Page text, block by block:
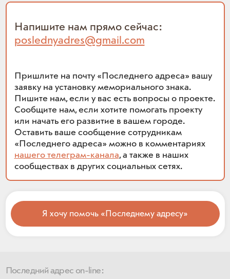
Напишите нам прямо сейчас:
poslednyadres@gmail.com
Пришлите на почту «Последнего адреса» вашу
заявку на установку мемориального знака.
Пишите нам, если у вас есть вопросы о проекте.
Сообщите нам, если хотите помогать проекту
или начать его развитие в вашем городе.
Оставить ваше сообщение сотрудникам
«Последнего адреса» можно в комментариях
нашего телеграм-канала, а также в наших
сообществах в других социальных сетях.
Я хочу помочь «Последнему адресу»
Последний адрес on-line: